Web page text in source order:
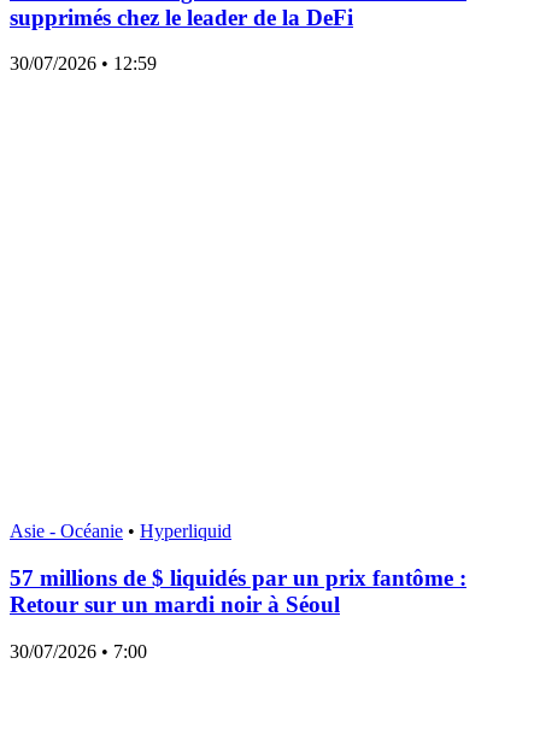
supprimés chez le leader de la DeFi
30/07/2026 • 12:59
Asie - Océanie • Hyperliquid
57 millions de $ liquidés par un prix fantôme :
Retour sur un mardi noir à Séoul
30/07/2026 • 7:00